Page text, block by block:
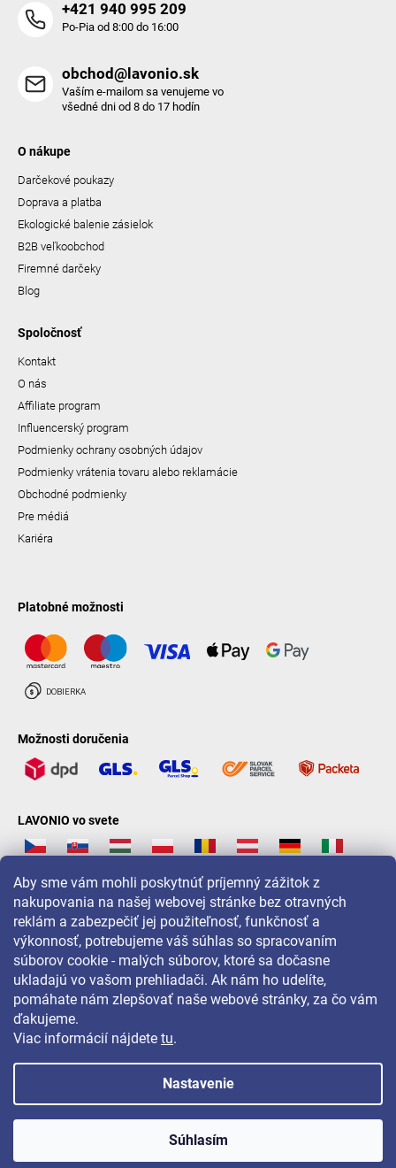
Aby sme vám mohli poskytnúť príjemný zážitok z
nakupovania na našej webovej stránke bez otravných
reklám a zabezpečiť jej použiteľnosť, funkčnosť a
výkonnosť, potrebujeme váš súhlas so spracovaním
súborov cookie - malých súborov, ktoré sa dočasne
ukladajú vo vašom prehliadači. Ak nám ho udelíte,
pomáhate nám zlepšovať naše webové stránky, za čo vám
ďakujeme.
Viac informácií nájdete tu.
Nastavenie
Súhlasím
+421 940 995 209
Po-Pia od 8:00 do 16:00
obchod@lavonio.sk
Vaším e-mailom sa venujeme vo
všedné dni od 8 do 17 hodín
O nákupe
Darčekové poukazy
Doprava a platba
Ekologické balenie zásielok
B2B veľkoobchod
Firemné darčeky
Blog
Spoločnosť
Kontakt
O nás
Affiliate program
Influencerský program
Podmienky ochrany osobných údajov
Podmienky vrátenia tovaru alebo reklamácie
Obchodné podmienky
Pre médiá
Kariéra
Platobné možnosti
Možnosti doručenia
LAVONIO vo svete
Pre akcie, súťaže a zľavy nás sledujte na:
Copyright 2026 LAVONIO.sk. Všetky práva vyhradené.